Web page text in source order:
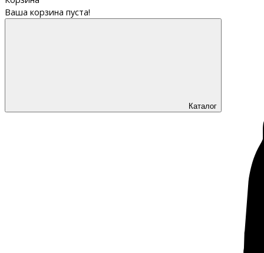
Ваша корзина пуста!
Каталог